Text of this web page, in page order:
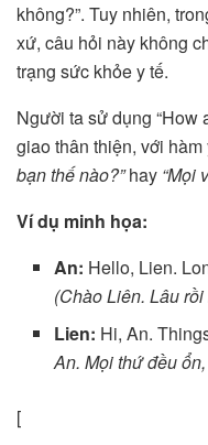
không?”. Tuy nhiên,
xứ, câu hỏi này không
trạng sức khỏe y tế.
Người ta sử dụng “How
giao thân thiện, với hàm
bạn thế nào?”hay “Mọi
Ví dụ minh họa:
An: Hello, Lien.
(Chào Liên. Lâu
Lien: Hi, An.
An. Mọi thứ đều
[